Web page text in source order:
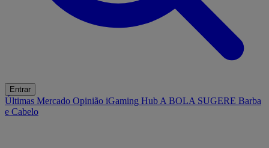
Entrar
Últimas Mercado Opinião iGaming Hub A BOLA SUGERE Barba
e Cabelo